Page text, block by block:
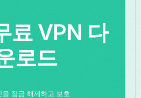
료 VPN 다
로드
을 잠금 해제하고 보호